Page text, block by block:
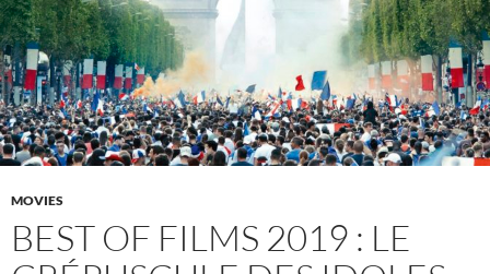
MOVIES
BEST OF FILMS 2019 : LE